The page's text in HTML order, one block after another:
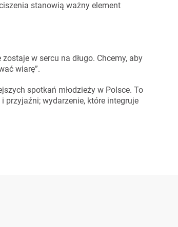
stanowią ważny element
w sercu na długo. Chcemy, aby
wiarę”.
spotkań młodzieży w Polsce. To
przyjaźni; wydarzenie, które integruje